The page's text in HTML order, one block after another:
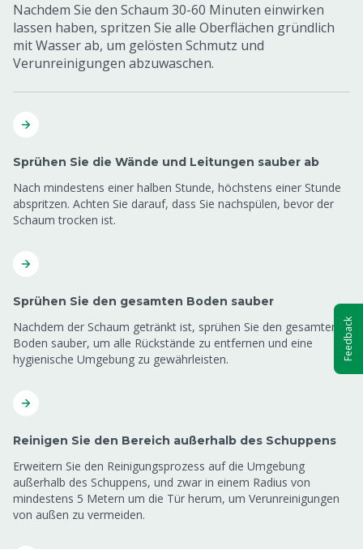
Nachdem Sie den Schaum 30-60 Minuten einwirken
lassen haben, spritzen Sie alle Oberflächen gründlich
mit Wasser ab, um gelösten Schmutz und
Verunreinigungen abzuwaschen.
Sprühen Sie die Wände und Leitungen sauber ab
Nach mindestens einer halben Stunde, höchstens einer Stunde
abspritzen. Achten Sie darauf, dass Sie nachspülen, bevor der
Schaum trocken ist.
Sprühen Sie den gesamten Boden sauber
Nachdem der Schaum getränkt ist, sprühen Sie den gesamten
Boden sauber, um alle Rückstände zu entfernen und eine
hygienische Umgebung zu gewährleisten.
Reinigen Sie den Bereich außerhalb des Schuppens
Erweitern Sie den Reinigungsprozess auf die Umgebung
außerhalb des Schuppens, und zwar in einem Radius von
mindestens 5 Metern um die Tür herum, um Verunreinigungen
von außen zu vermeiden.
Feedback